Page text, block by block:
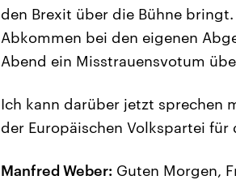
den Brexit über die Bühne
Abkommen bei den eigenen
Abend ein Misstrauensvotum
Ich kann darüber jetzt sprechen
der Europäischen Volkspartei für
Manfred Weber: Guten Morgen,